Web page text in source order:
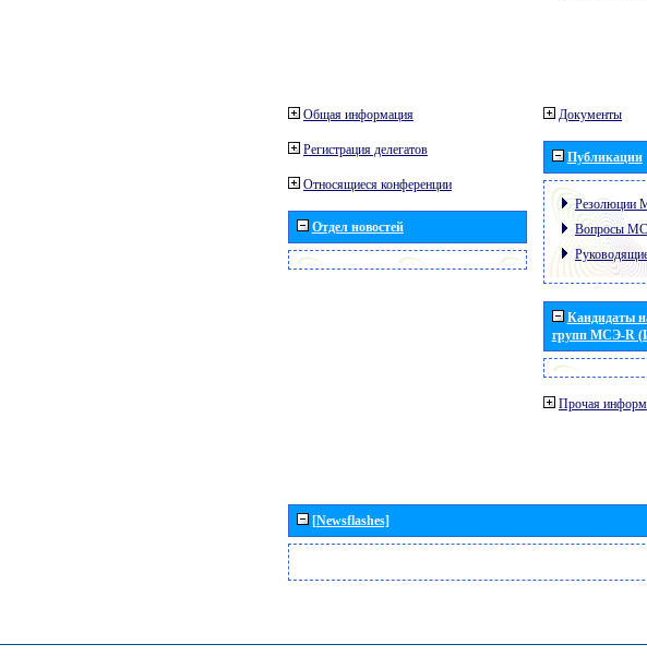
Общая информация
Регистрация делегатов
Относящиеся конференции
Отдел новостей
Документы
Публикации
Резолюции
Вопросы
Кандидаты
групп МСЭ-R
Прочая
[Newsflashes]